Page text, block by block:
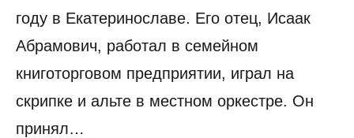
году в Екатеринославе. Его отец, Исаак
Абрамович, работал в семейном
книготорговом предприятии, играл на
скрипке и альте в местном оркестре. Он
принял…